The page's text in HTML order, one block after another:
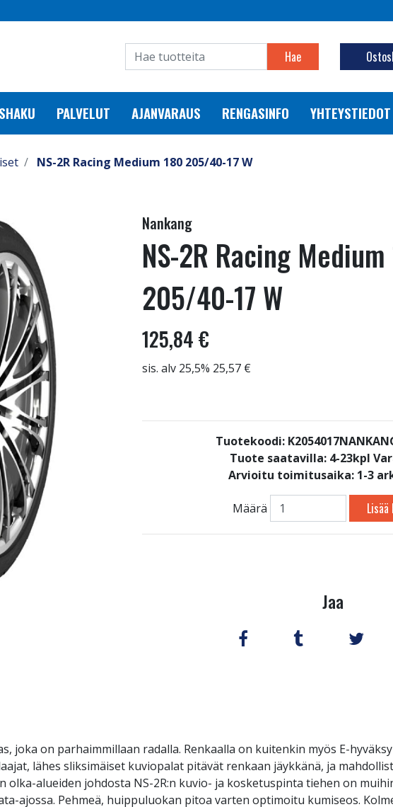
Hae
PALVELUT AJANVARAUS RENGASINFO YHTEYSTIEDOT
NS-2R Racing Medium 180 205/40-17 W
Nankang
NS-2R Racing
205/40-17 W
125,84 €
sis. alv 25,5% 25,57 €
Tuotekoodi:
Tuote saatavilla: 4-23kpl
Arvioitu toimitusaika: 1-3
Määrä
Jaa
joka on parhaimmillaan radalla. Renkaalla on kuitenkin myös E-
lähes sliksimäiset kuviopalat pitävät renkaan jäykkänä, ja
olka-alueiden johdosta NS-2R:n kuvio- ja kosketuspinta tiehen on
ajossa. Pehmeä, huippuluokan pitoa varten optimoitu kumiseos.